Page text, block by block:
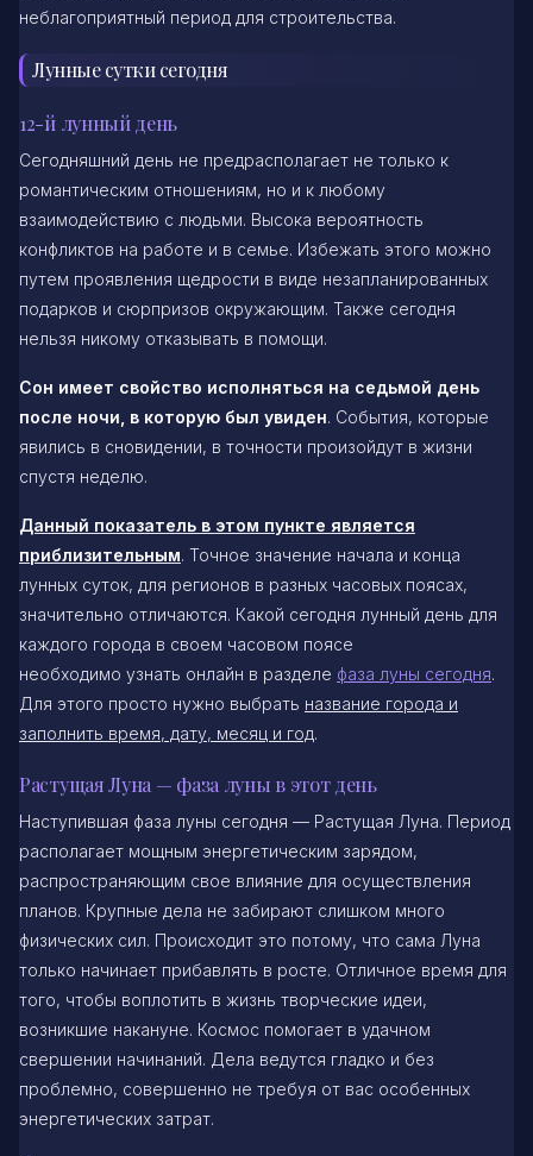
неблагоприятный период для строительства.
Лунные сутки сегодня
12-й лунный день
Сегодняшний день не предрасполагает не только к
романтическим отношениям, но и к любому
взаимодействию с людьми. Высока вероятность
конфликтов на работе и в семье. Избежать этого можно
путем проявления щедрости в виде незапланированных
подарков и сюрпризов окружающим. Также сегодня
нельзя никому отказывать в помощи.
Сон имеет свойство исполняться на седьмой день
после ночи, в которую был увиден. События, которые
явились в сновидении, в точности произойдут в жизни
спустя неделю.
Данный показатель в этом пункте является
приблизительным. Точное значение начала и конца
лунных суток, для регионов в разных часовых поясах,
значительно отличаются. Какой сегодня лунный день для
каждого города в своем часовом поясе
необходимо узнать онлайн в разделе фаза луны сегодня.
Для этого просто нужно выбрать название города и
заполнить время, дату, месяц и год.
Растущая Луна — фаза луны в этот день
Наступившая фаза луны сегодня — Растущая Луна. Период
располагает мощным энергетическим зарядом,
распространяющим свое влияние для осуществления
планов. Крупные дела не забирают слишком много
физических сил. Происходит это потому, что сама Луна
только начинает прибавлять в росте. Отличное время для
того, чтобы воплотить в жизнь творческие идеи,
возникшие накануне. Космос помогает в удачном
свершении начинаний. Дела ведутся гладко и без
проблемно, совершенно не требуя от вас особенных
энергетических затрат.